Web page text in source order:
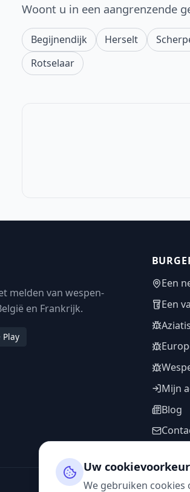
Woont u in een aangrenzende
Begijnendijk Herselt
Rotselaar
melden van wespen-
en Frankrijk.
Play
Een
Een
Mijn
Blog
Uw
We gebruiken